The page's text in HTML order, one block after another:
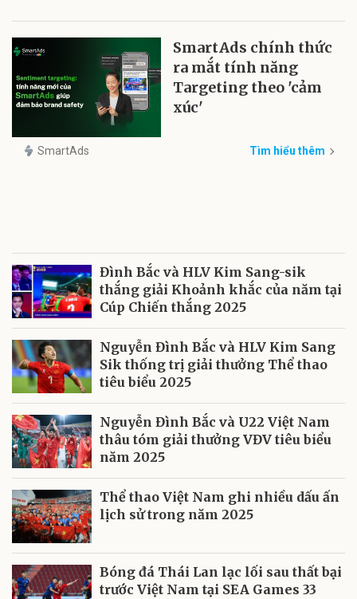
SmartAds chính thức
ra mắt tính năng
Targeting theo 'cảm
xúc'
SmartAds Tìm hiểu thêm
Đình Bắc và HLV Kim Sang-sik
thắng giải Khoảnh khắc của năm tại
Cúp Chiến thắng 2025
Nguyễn Đình Bắc và HLV Kim Sang
Sik thống trị giải thưởng Thể thao
tiêu biểu 2025
Nguyễn Đình Bắc và U22 Việt Nam
thâu tóm giải thưởng VĐV tiêu biểu
năm 2025
Thể thao Việt Nam ghi nhiều dấu ấn
lịch sử trong năm 2025
Bóng đá Thái Lan lạc lối sau thất bại
trước Việt Nam tại SEA Games 33